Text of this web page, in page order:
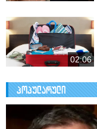
02:06
პოპულარული